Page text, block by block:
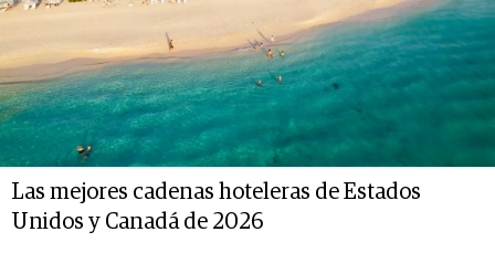
Las mejores cadenas hoteleras de Estados
Unidos y Canadá de 2026